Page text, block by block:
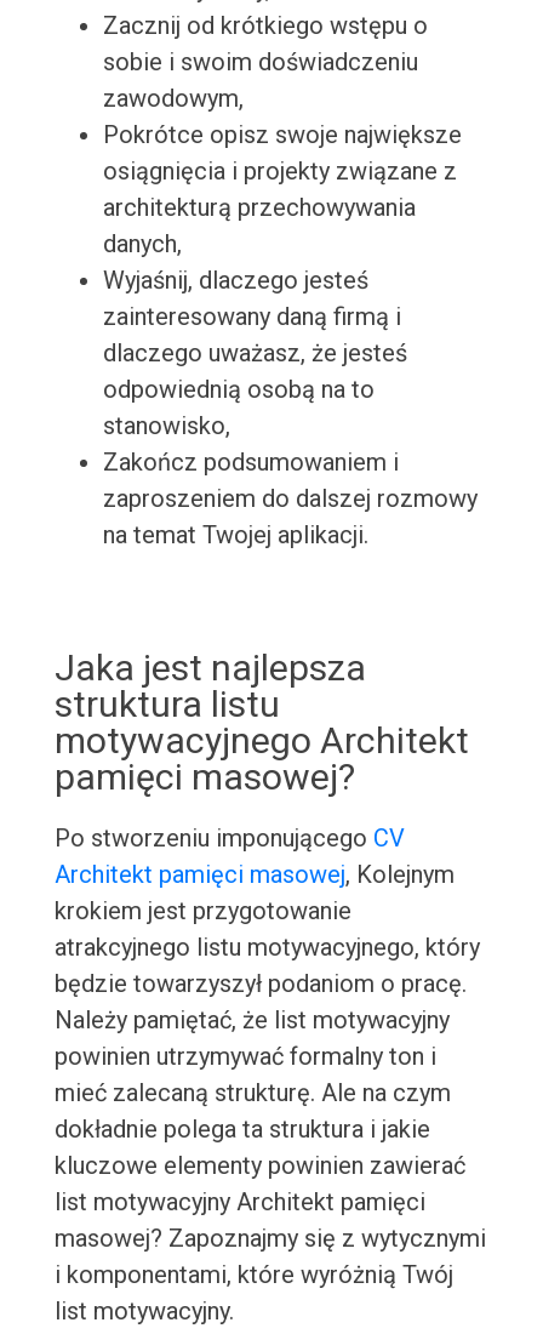
Zacznij od krótkiego wstępu o
sobie i swoim doświadczeniu
zawodowym,
Pokrótce opisz swoje największe
osiągnięcia i projekty związane z
architekturą przechowywania
danych,
Wyjaśnij, dlaczego jesteś
zainteresowany daną firmą i
dlaczego uważasz, że jesteś
odpowiednią osobą na to
stanowisko,
Zakończ podsumowaniem i
zaproszeniem do dalszej rozmowy
na temat Twojej aplikacji.
Jaka jest najlepsza
struktura listu
motywacyjnego Architekt
pamięci masowej?
Po stworzeniu imponującego CV
Architekt pamięci masowej, Kolejnym
krokiem jest przygotowanie
atrakcyjnego listu motywacyjnego, który
będzie towarzyszył podaniom o pracę.
Należy pamiętać, że list motywacyjny
powinien utrzymywać formalny ton i
mieć zalecaną strukturę. Ale na czym
dokładnie polega ta struktura i jakie
kluczowe elementy powinien zawierać
list motywacyjny Architekt pamięci
masowej? Zapoznajmy się z wytycznymi
i komponentami, które wyróżnią Twój
list motywacyjny.